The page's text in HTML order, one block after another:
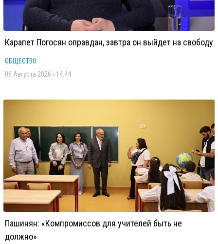
Карапет Погосян оправдан, завтра он выйдет на свободу
ОБЩЕСТВО
06 Августа 2026 - 14:44
Пашинян: «Компромиссов для учителей быть не
должно»